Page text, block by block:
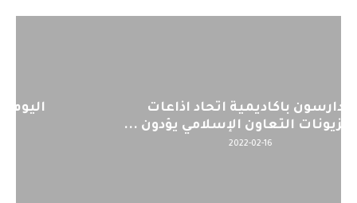
اليوم : المشاركة بالاجتماع التحضيري
لمنظمي قمة اسيا...